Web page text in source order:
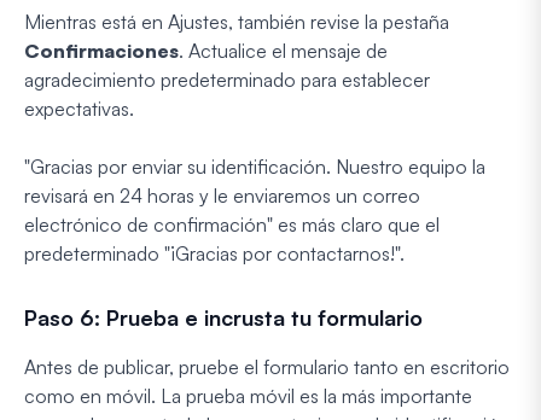
Mientras está en Ajustes, también revise la pestaña
Confirmaciones. Actualice el mensaje de
agradecimiento predeterminado para establecer
expectativas.
"Gracias por enviar su identificación. Nuestro equipo la
revisará en 24 horas y le enviaremos un correo
electrónico de confirmación" es más claro que el
predeterminado "¡Gracias por contactarnos!".
Paso 6: Prueba e incrusta tu formulario
Antes de publicar, pruebe el formulario tanto en escritorio
como en móvil. La prueba móvil es la más importante